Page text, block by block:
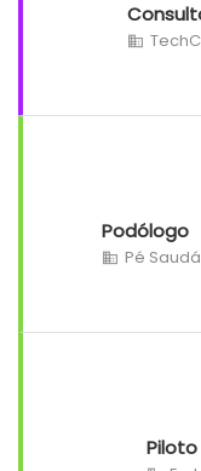
Podólogo
Pé